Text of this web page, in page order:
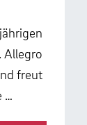
Allegro
freut
…